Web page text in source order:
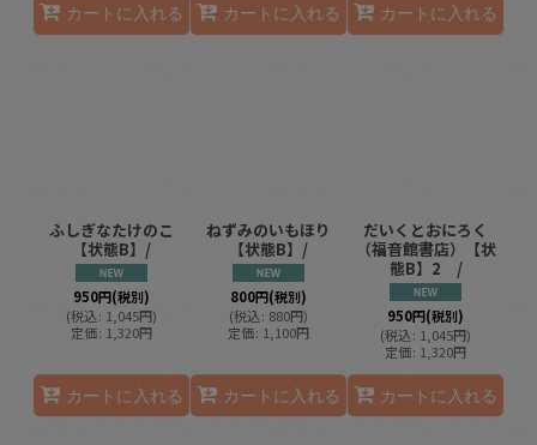
カートに入れる カートに入れる カートに入れる
ふしぎなたけのこ
【状態B】/
950円(税別)
(税込: 1,045円)
定価: 1,320円
カートに入れる
ねずみのいもほり
【状態B】/
800円(税別)
(税込: 880円)
定価: 1,100円
カートに入れる
だいくとおにろく
（福音館書店）【状
態B】2 /
950円(税別)
(税込: 1,045円)
定価: 1,320円
カートに入れる